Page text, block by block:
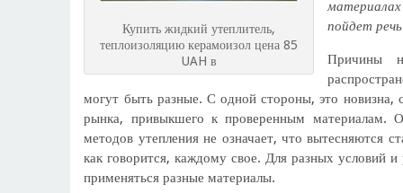
Купить жидкий утеплитель,
теплоизоляцию керамоизол цена 85
UAH в
пойдет
Причины
могут быть разные. С одной стороны, это новизна,
рынка, привыкшего к проверенным материалам.
методов утепления не означает, что вытесняются
как говорится, каждому свое. Для разных условий
применяться разные материалы.